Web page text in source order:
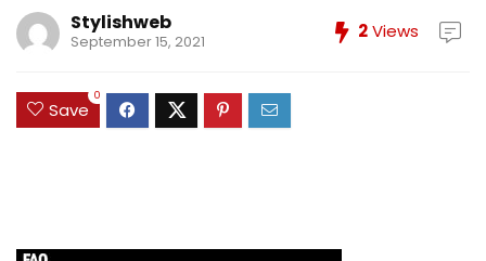
Stylishweb
September 15, 2021 2Views
Save
0